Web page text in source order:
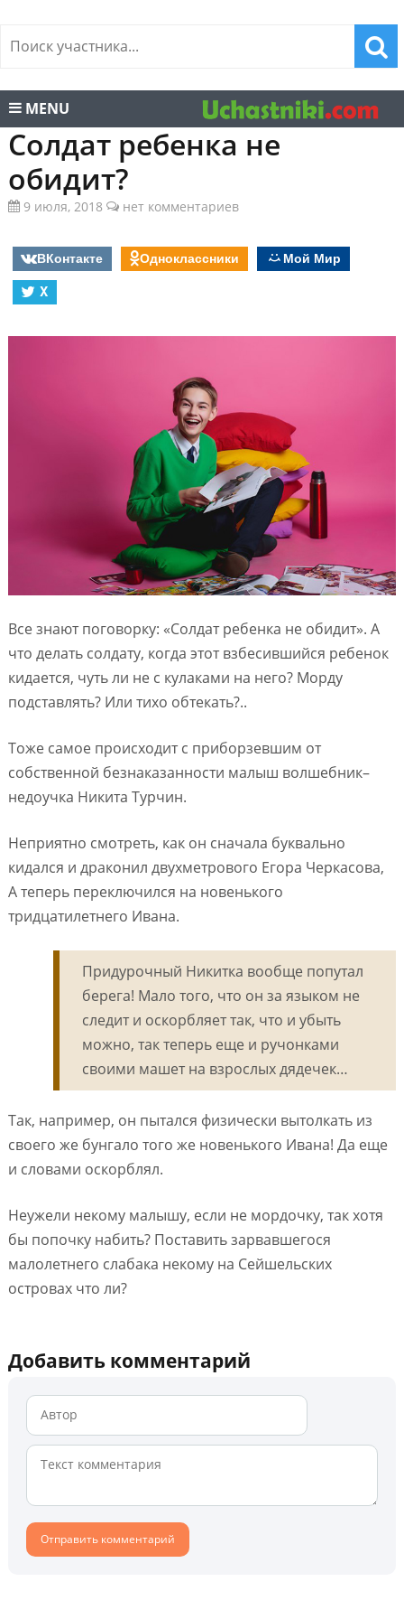
MENU
Солдат ребенка не
обидит?
9 июля, 2018 нет комментариев
ВКонтакте Одноклассники
Мой Мир
X
Все знают поговорку: «Солдат ребенка не обидит». А
что делать солдату, когда этот взбесившийся ребенок
кидается, чуть ли не с кулаками на него? Морду
подставлять? Или тихо обтекать?..
Тоже самое происходит с приборзевшим от
собственной безнаказанности малыш волшебник–
недоучка Никита Турчин.
Неприятно смотреть, как он сначала буквально
кидался и драконил двухметрового Егора Черкасова,
А теперь переключился на новенького
тридцатилетнего Ивана.
Придурочный Никитка вообще попутал
берега! Мало того, что он за языком не
следит и оскорбляет так, что и убыть
можно, так теперь еще и ручонками
своими машет на взрослых дядечек…
Так, например, он пытался физически вытолкать из
своего же бунгало того же новенького Ивана! Да еще
и словами оскорблял.
Неужели некому малышу, если не мордочку, так хотя
бы попочку набить? Поставить зарвавшегося
малолетнего слабака некому на Сейшельских
островах что ли?
Добавить комментарий